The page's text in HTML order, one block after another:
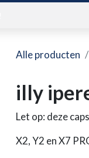
Alle producten
illy
Let op: deze
X2, Y2 en X7